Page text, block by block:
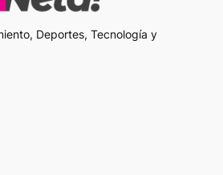
Deportes, Tecnología y